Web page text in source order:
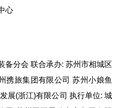
心
备分会 联合承办: 苏州市相城区
携旅集团有限公司 苏州小娘鱼
展(浙江)有限公司 执行单位: 城